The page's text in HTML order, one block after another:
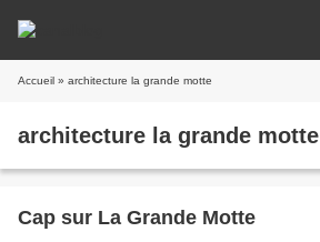
Accueil » architecture la grande motte
architecture la grande motte
Cap sur La Grande Motte